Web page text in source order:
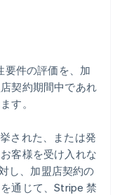
要件の評価を、加
契約期間中であれ
す。
された、または発
客様を受け入れな
し、加盟店契約の
通じて、Stripe 禁